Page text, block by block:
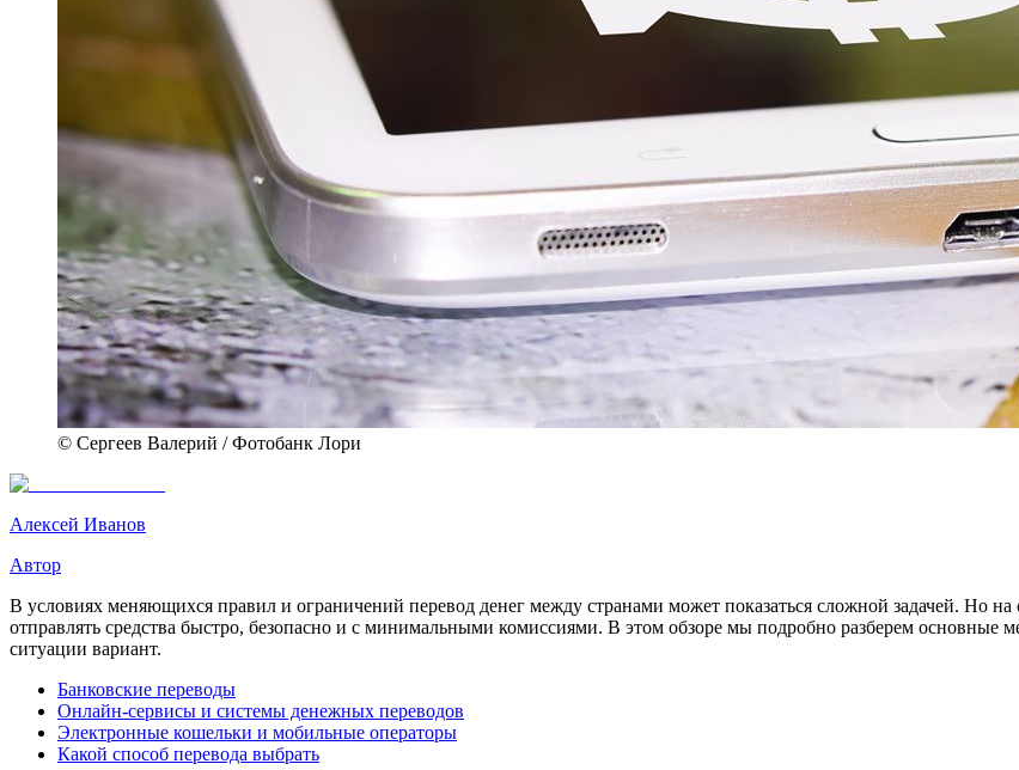
© Сергеев Валерий / Фотобанк Лори
Алексей Иванов
Автор
В условиях меняющихся правил и ограничений перевод денег между странами может показаться сложной задачей. Но
отправлять средства быстро, безопасно и с минимальными комиссиями. В этом обзоре мы подробно разберем
ситуации вариант.
Банковские переводы
Онлайн-сервисы и системы денежных переводов
Электронные кошельки и мобильные операторы
Какой способ перевода выбрать